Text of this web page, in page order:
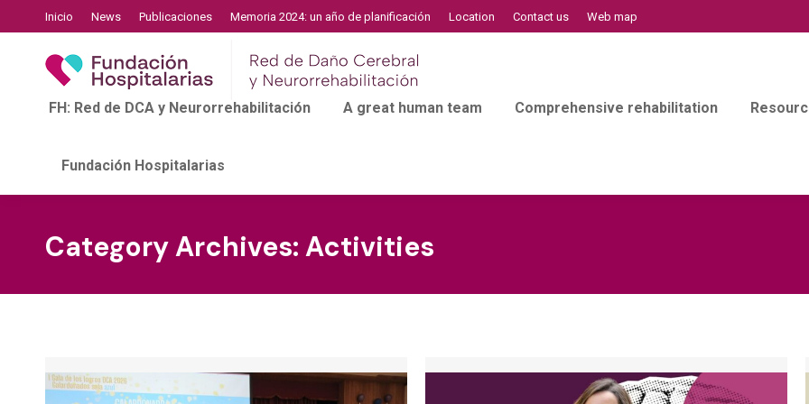
Inicio News Publicaciones Memoria 2024: un año de planificación Location Contact us Web map
FH: Red de DCA y Neurorrehabilitación A great human team Comprehensive rehabilitation
Fundación Hospitalarias
Category Archives: Activities